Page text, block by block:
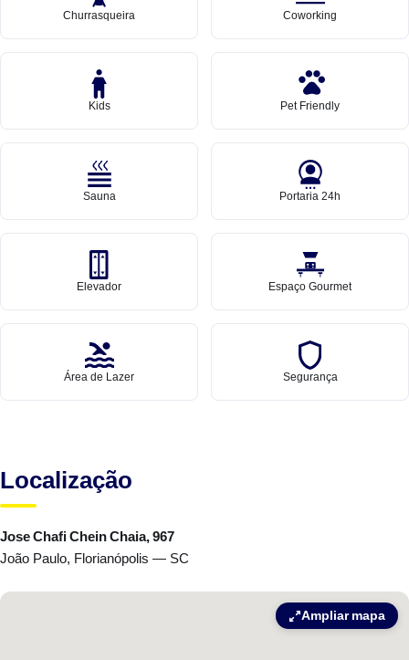
Churrasqueira Coworking
Kids Pet Friendly
Sauna Portaria 24h
Elevador Espaço Gourmet
Área de Lazer Segurança
Localização
Jose Chafi Chein Chaia, 967
João Paulo, Florianópolis — SC
Ampliar mapa